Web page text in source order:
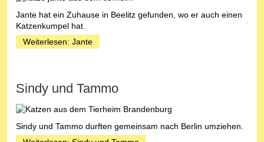
Jante hat ein Zuhause in Beelitz gefunden, wo er auch einen
Katzenkumpel hat.
Weiterlesen: Jante
Sindy und Tammo
Sindy und Tammo durften gemeinsam nach Berlin umziehen.